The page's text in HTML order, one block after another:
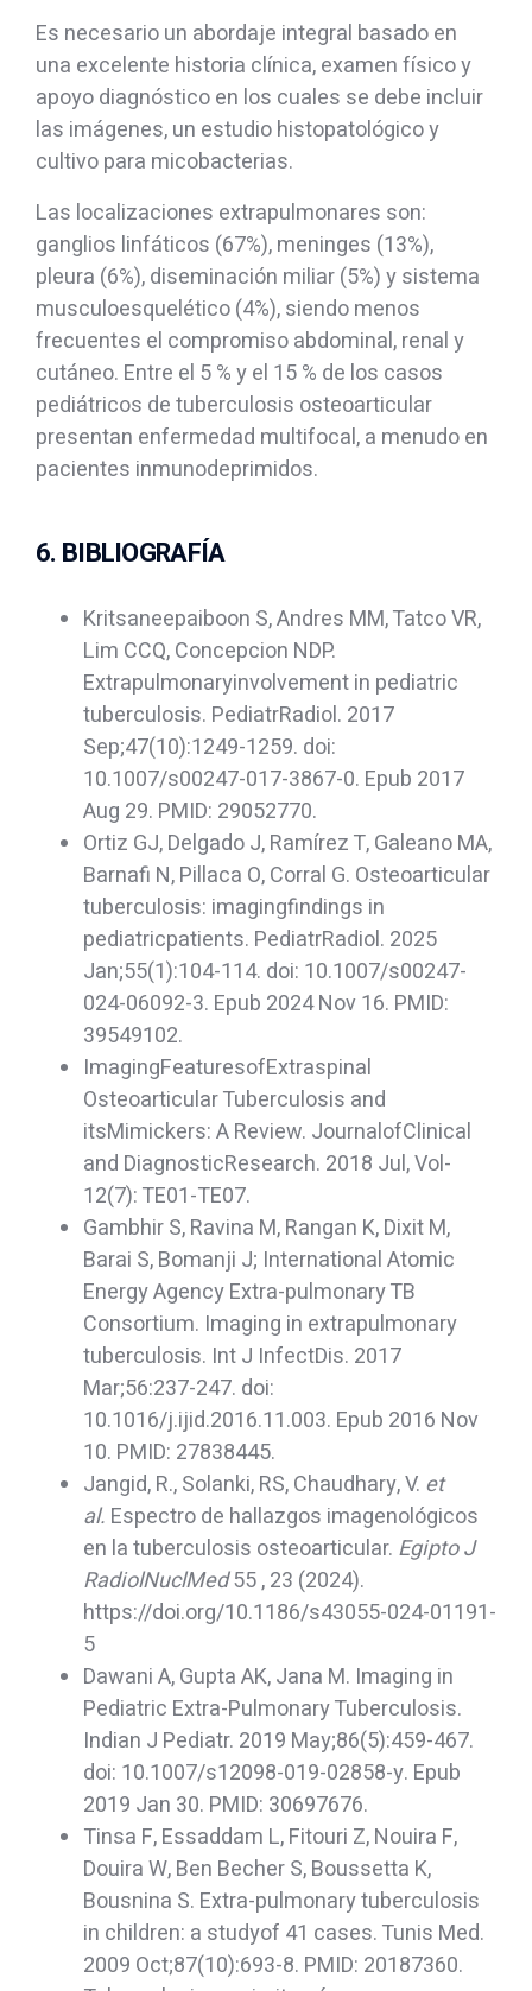
Es necesario un abordaje integral basado en
una excelente historia clínica, examen físico y
apoyo diagnóstico en los cuales se debe incluir
las imágenes, un estudio histopatológico y
cultivo para micobacterias.
Las localizaciones extrapulmonares son:
ganglios linfáticos (67%), meninges (13%),
pleura (6%), diseminación miliar (5%) y sistema
musculoesquelético (4%), siendo menos
frecuentes el compromiso abdominal, renal y
cutáneo. Entre el 5 % y el 15 % de los casos
pediátricos de tuberculosis osteoarticular
presentan enfermedad multifocal, a menudo en
pacientes inmunodeprimidos.
6. BIBLIOGRAFÍA
Kritsaneepaiboon S, Andres MM, Tatco VR,
Lim CCQ, Concepcion NDP.
Extrapulmonaryinvolvement in pediatric
tuberculosis. PediatrRadiol. 2017
Sep;47(10):1249-1259. doi:
10.1007/s00247-017-3867-0. Epub 2017
Aug 29. PMID: 29052770.
Ortiz GJ, Delgado J, Ramírez T, Galeano MA,
Barnafi N, Pillaca O, Corral G. Osteoarticular
tuberculosis: imagingfindings in
pediatricpatients. PediatrRadiol. 2025
Jan;55(1):104-114. doi: 10.1007/s00247-
024-06092-3. Epub 2024 Nov 16. PMID:
39549102.
ImagingFeaturesofExtraspinal
Osteoarticular Tuberculosis and
itsMimickers: A Review. JournalofClinical
and DiagnosticResearch. 2018 Jul, Vol-
12(7): TE01-TE07.
Gambhir S, Ravina M, Rangan K, Dixit M,
Barai S, Bomanji J; International Atomic
Energy Agency Extra-pulmonary TB
Consortium. Imaging in extrapulmonary
tuberculosis. Int J InfectDis. 2017
Mar;56:237-247. doi:
10.1016/j.ijid.2016.11.003. Epub 2016 Nov
10. PMID: 27838445.
Jangid, R., Solanki, RS, Chaudhary, V. et
al. Espectro de hallazgos imagenológicos
en la tuberculosis osteoarticular. Egipto J
RadiolNuclMed55 , 23 (2024).
https://doi.org/10.1186/s43055-024-01191-
5
Dawani A, Gupta AK, Jana M. Imaging in
Pediatric Extra-Pulmonary Tuberculosis.
Indian J Pediatr. 2019 May;86(5):459-467.
doi: 10.1007/s12098-019-02858-y. Epub
2019 Jan 30. PMID: 30697676.
Tinsa F, Essaddam L, Fitouri Z, Nouira F,
Douira W, Ben Becher S, Boussetta K,
Bousnina S. Extra-pulmonary tuberculosis
in children: a studyof 41 cases. Tunis Med.
2009 Oct;87(10):693-8. PMID: 20187360.